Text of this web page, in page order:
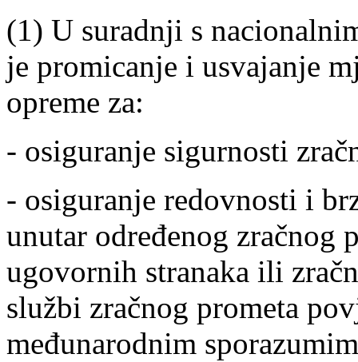
(1) U suradnji s
je promicanje i usvajanje
opreme za:
- osiguranje sigurnosti
- osiguranje redovnosti i
unutar određenog zračnog
ugovornih stranaka ili
službi zračnog prometa
međunarodnim